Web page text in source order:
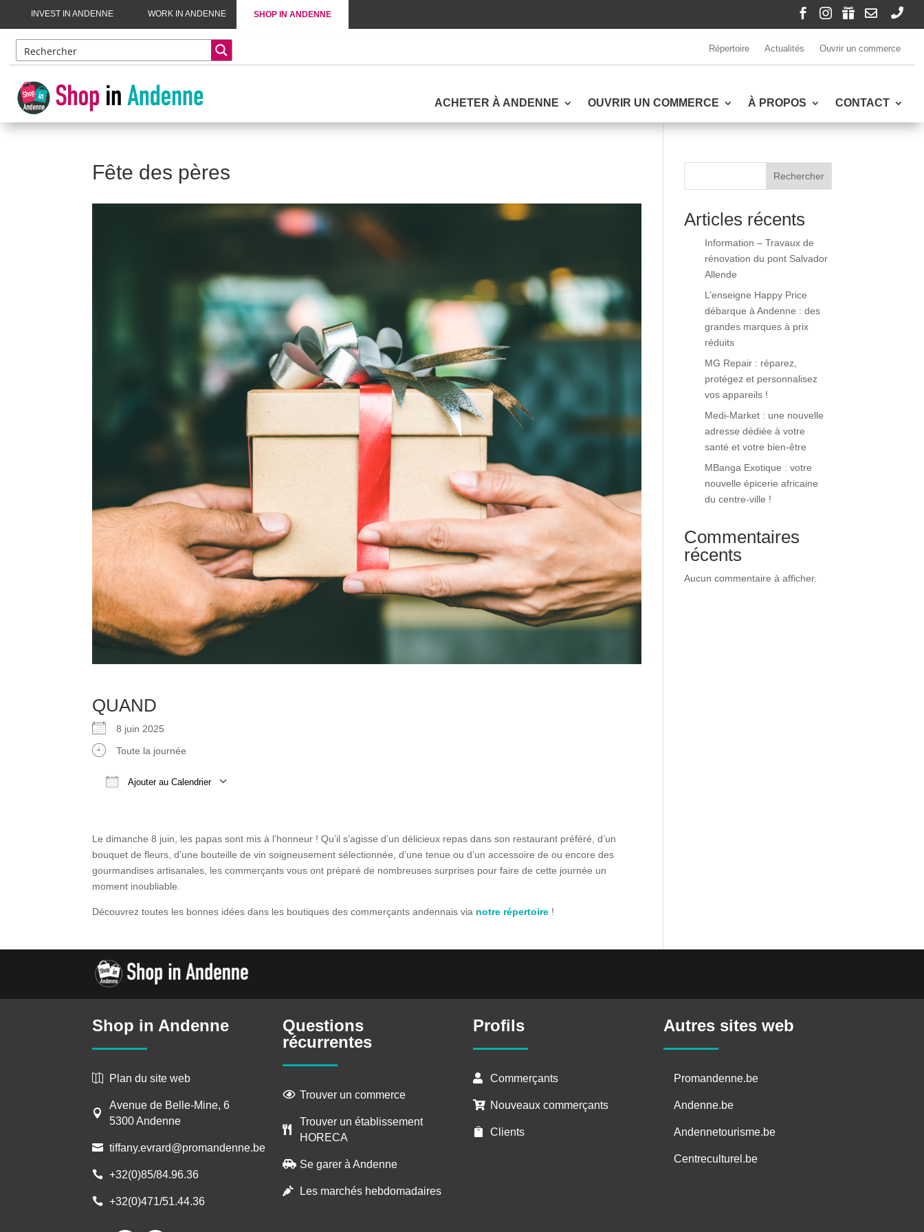
INVEST IN ANDENNE WORK IN ANDENNE SHOP IN ANDENNE     
Répertoire Actualités Ouvrir un commerce
ACHETER À ANDENNE OUVRIR UN COMMERCE À PROPOS CONTACT
Fête des pères
QUAND
8 juin 2025
Toute la journée
Ajouter au Calendrier
Le dimanche 8 juin, les papas sont mis à l’honneur ! Qu’il s’agisse d’un délicieux repas dans son restaurant préféré, d’un
bouquet de fleurs, d’une bouteille de vin soigneusement sélectionnée, d’une tenue ou d’un accessoire de ou encore des
gourmandises artisanales, les commerçants vous ont préparé de nombreuses surprises pour faire de cette journée un
moment inoubliable.
Découvrez toutes les bonnes idées dans les boutiques des commerçants andennais via notre répertoire !
Rechercher
Articles récents
Information – Travaux de
rénovation du pont Salvador
Allende
L’enseigne Happy Price
débarque à Andenne : des
grandes marques à prix
réduits
MG Repair : réparez,
protégez et personnalisez
vos appareils !
Medi-Market : une nouvelle
adresse dédiée à votre
santé et votre bien-être
MBanga Exotique : votre
nouvelle épicerie africaine
du centre-ville !
Commentaires
récents
Aucun commentaire à afficher.
Shop in Andenne
 Plan du site web

Avenue de Belle-Mine, 6
5300 Andenne
 tiffany.evrard@promandenne.be
 +32(0)85/84.96.36
 +32(0)471/51.44.36
Questions
récurrentes
 Trouver un commerce

Trouver un établissement
HORECA
 Se garer à Andenne
 Les marchés hebdomadaires
Profils
 Commerçants
 Nouveaux commerçants
 Clients
Autres sites web
Promandenne.be
Andenne.be
Andennetourisme.be
Centreculturel.be